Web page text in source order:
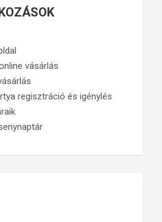
vásárlás
regisztráció és igénylés